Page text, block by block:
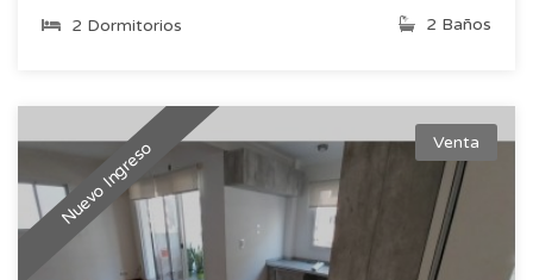
2 Dormitorios 2 Baños
Nuevo Ingreso Venta